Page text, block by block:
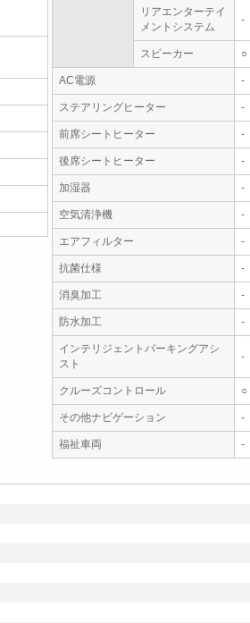
リアエンターテイ
メントシステム
-
スピーカー ○
AC電源 -
ステアリングヒーター -
前席シートヒーター -
後席シートヒーター -
加湿器 -
空気清浄機 -
エアフィルター -
抗菌仕様 -
消臭加工 -
防水加工 -
インテリジェントパーキングアシ
スト
-
クルーズコントロール ○
その他ナビゲーション -
福祉車両
-